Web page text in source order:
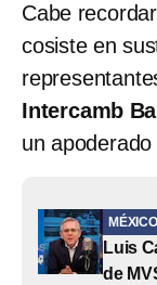
Cabe
cosiste en
Intercamb
un
MÉXICO
Luis
de